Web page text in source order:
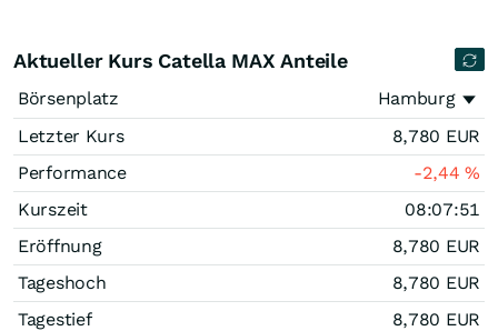
Aktueller Kurs Catella MAX Anteile
Börsenplatz
Hamburg
Letzter Kurs
8,780 EUR
Performance
-2,44%
Kurszeit
08:07:51
Eröffnung
8,780 EUR
Tageshoch
8,780 EUR
Tagestief
8,780 EUR